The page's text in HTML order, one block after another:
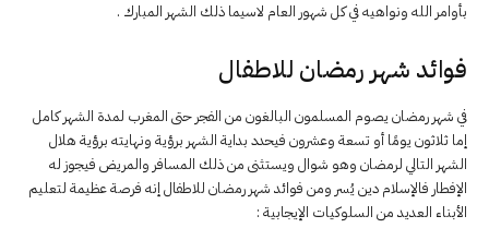
بأوامر الله ونواهيه في كل شهور العام لاسيما ذلك الشهر المبارك .
فوائد شهر رمضان للاطفال
في شهر رمضان يصوم المسلمون البالغون من الفجر حتى المغرب لمدة الشهر كامل
إما ثلاثون يومًا أو تسعة وعشرون فيحدد بداية الشهر برؤية ونهايته برؤية هلال
الشهر التالي لرمضان وهو شوال ويستثنى من ذلك المسافر والمريض فيجوز له
الإفطار فالإسلام دين يُسر ومن فوائد شهر رمضان للاطفال إنه فرصة عظيمة لتعليم
الأبناء العديد من السلوكيات الإيجابية :